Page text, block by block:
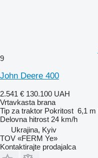
9
John Deere 400
2.541 € 130.100 UAH
Vrtavkasta brana
Tip za traktor Pokritost 6,1 m
Delovna hitrost 24 km/h
Ukrajina, Kyiv
TOV «FERM Ye»
Kontaktirajte prodajalca